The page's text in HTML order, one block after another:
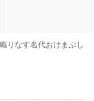
りなす名代おけまぶし